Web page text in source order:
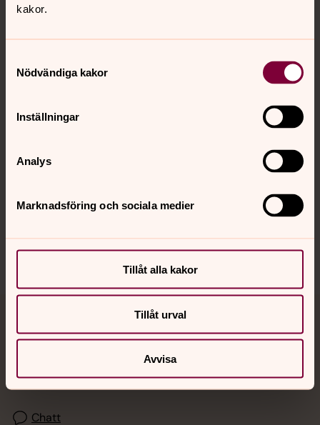
kakor.
Nödvändiga kakor
Inställningar
Analys
Marknadsföring och sociala medier
Tillåt alla kakor
Tillåt urval
Avvisa
Kalender
Hitta snabbt
Sociala kanaler
Jourhavande präst
Akut samtals- och krisstöd. Prata eller chatta anonymt
med en präst på kvällar och nätter.
Chatt